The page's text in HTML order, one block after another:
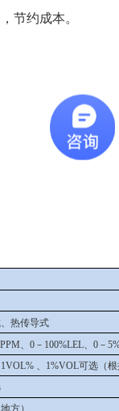
节约成本。
热传导式
、0－100%LEL、0－
1VOL% 、1%VOL可选（
方）